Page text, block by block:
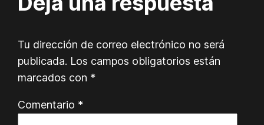
Tu dirección de correo electrónico no será
publicada. Los campos obligatorios están
marcados con *
Comentario *